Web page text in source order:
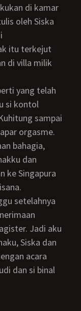
oleh Siska
itu terkejut
di villa milik
si kontol
sampai
orgasme.
bahagia,
dan
ke Singapura
Jadi aku
Siska dan
acara
dan si binal